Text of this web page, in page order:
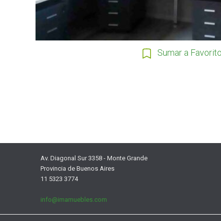
Sumar a
Av. Diagonal Sur 3358 - Monte Grande
Provincia de Buenos Aires
11 5323 3774
info@imamuebles.com